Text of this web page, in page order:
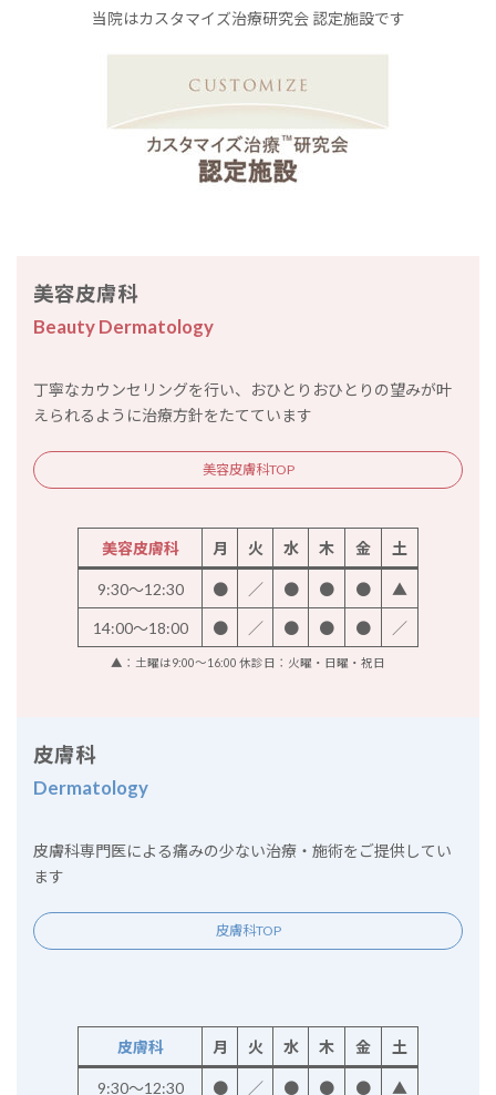
当院はカスタマイズ治療研究会 認定施設です
美容皮膚科
Beauty Dermatology
丁寧なカウンセリングを行い、おひとりおひとりの望みが叶
えられるように治療方針をたてています
美容皮膚科TOP
美容皮膚科 月 火 水 木 金 土
9:30～12:30 ● ／ ● ● ● ▲
14:00～18:00 ● ／ ● ● ● ／
▲：土曜は9:00～16:00 休診日：火曜・日曜・祝日
皮膚科
Dermatology
皮膚科専門医による痛みの少ない治療・施術をご提供してい
ます
皮膚科TOP
皮膚科 月 火 水 木 金 土
9:30～12:30 ● ／ ● ● ● ▲